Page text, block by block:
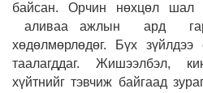
байсан. Орчин нөхцөл шал
аливаа ажлын ард
хөдөлмөрлөдөг. Бүх зүйлдээ
таалагддаг. Жишээлбэл,
хүйтнийг тэвчиж байгаад